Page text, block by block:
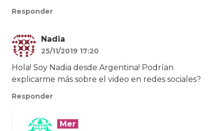
Responder
Nadia
25/11/2019 17:20
Hola! Soy Nadia desde Argentina! Podrían
explicarme más sobre el video en redes sociales?
Responder
Mer